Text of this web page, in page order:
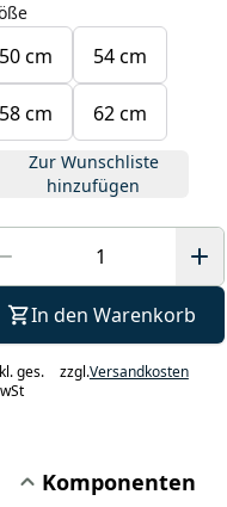
50 cm 54 cm
58 cm 62 cm
Zur Wunschliste
hinzufügen
In den Warenkorb
ges.
zzgl.Versandkosten
Komponenten